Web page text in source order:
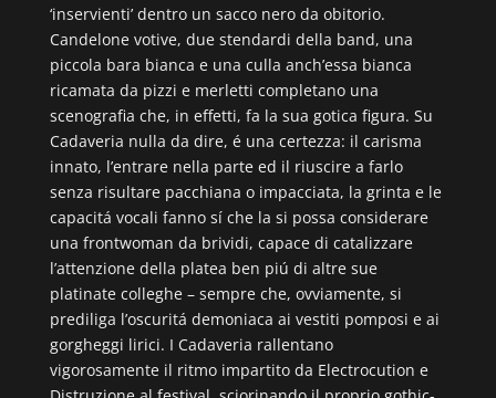
‘inservienti’ dentro un sacco nero da obitorio.
Candelone votive, due stendardi della band, una
piccola bara bianca e una culla anch’essa bianca
ricamata da pizzi e merletti completano una
scenografia che, in effetti, fa la sua gotica figura. Su
Cadaveria nulla da dire, é una certezza: il carisma
innato, l’entrare nella parte ed il riuscire a farlo
senza risultare pacchiana o impacciata, la grinta e le
capacitá vocali fanno sí che la si possa considerare
una frontwoman da brividi, capace di catalizzare
l’attenzione della platea ben piú di altre sue
platinate colleghe – sempre che, ovviamente, si
prediliga l’oscuritá demoniaca ai vestiti pomposi e ai
gorgheggi lirici. I Cadaveria rallentano
vigorosamente il ritmo impartito da Electrocution e